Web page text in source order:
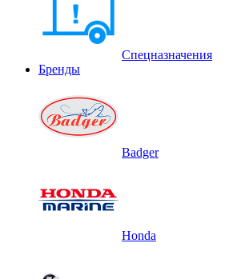
Спецназначения
Бренды
Badger
Honda